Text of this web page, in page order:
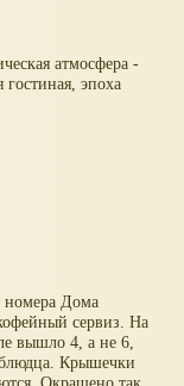
атмосфера -
гостиная, эпоха
номера Дома
сервиз. На
вышло 4, а не 6,
Крышечки